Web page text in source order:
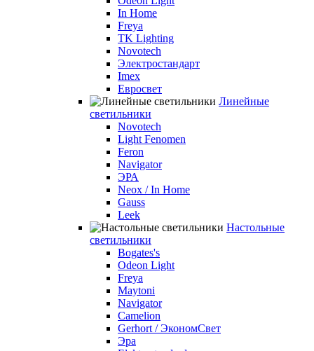
In Home
Freya
TK Lighting
Novotech
Электростандарт
Imex
Евросвет
Линейные
светильники
Novotech
Light Fenomen
Feron
Navigator
ЭРА
Neox / In Home
Gauss
Leek
Настольные
светильники
Bogates's
Odeon Light
Freya
Maytoni
Navigator
Camelion
Gerhort / ЭкономСвет
Эра